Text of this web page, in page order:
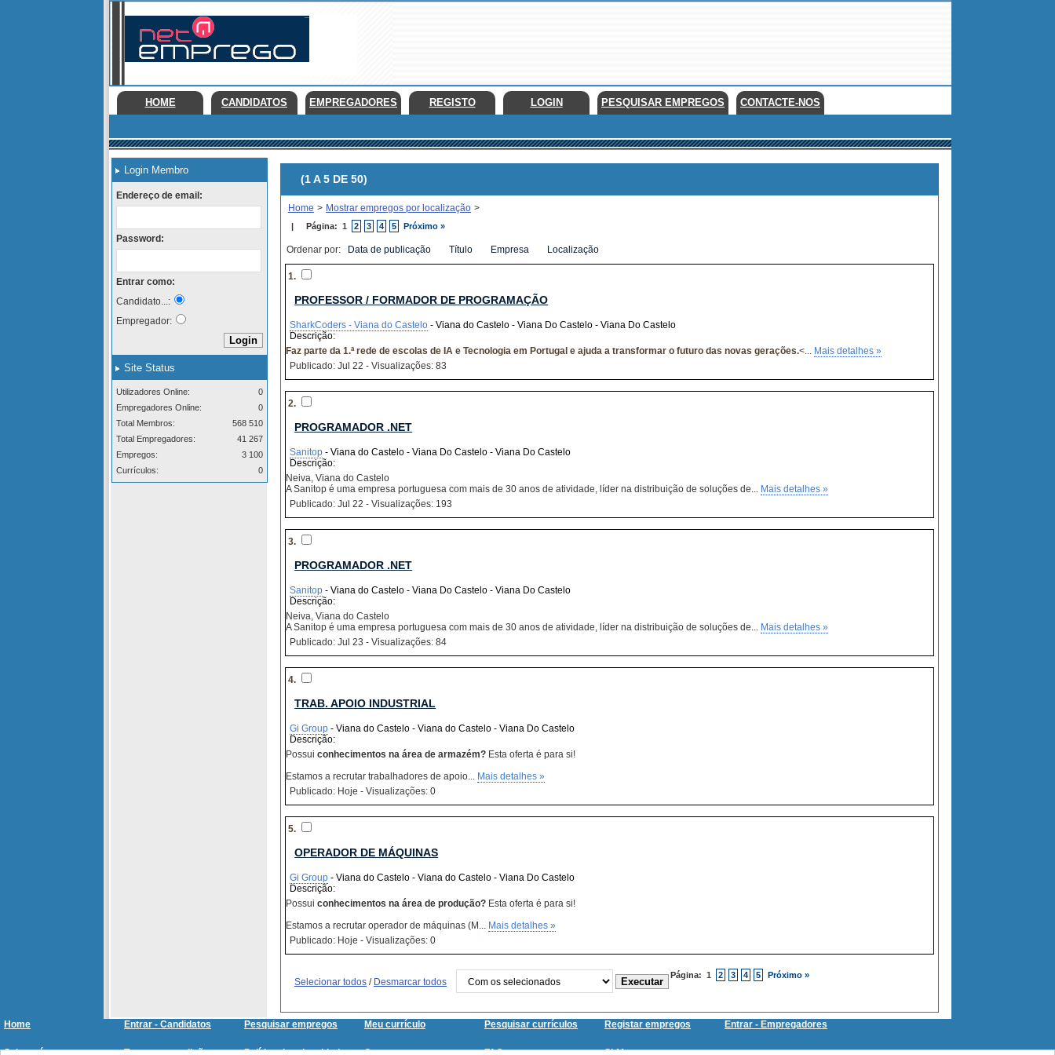
HOME CANDIDATOS EMPREGADORES REGISTO LOGIN PESQUISAR EMPREGOS CONTACTE-NOS
Login Membro
Endereço de email:
Password:
Entrar como:
Candidato...:
Empregador:
Site Status
Utilizadores Online:
0
Empregadores Online:
0
Total Membros:
568 510
Total Empregadores:
41 267
Empregos:
3 100
Currículos:
0
(1 A 5 DE 50)
Home > Mostrar empregos por localização >
| Página: 1 2 3 4 5 Próximo »
Ordenar por: Data de publicação Título Empresa Localização
1.
PROFESSOR / FORMADOR DE PROGRAMAÇÃO
SharkCoders - Viana do Castelo - Viana do Castelo - Viana Do Castelo - Viana Do Castelo
Descrição:
Faz parte da 1.ª rede de escolas de IA e Tecnologia em Portugal e ajuda a transformar o futuro das novas gerações.<... Mais detalhes »
Publicado: Jul 22 - Visualizações: 83
2.
PROGRAMADOR .NET
Sanitop - Viana do Castelo - Viana Do Castelo - Viana Do Castelo
Descrição:
Neiva, Viana do Castelo
A Sanitop é uma empresa portuguesa com mais de 30 anos de atividade, líder na distribuição de soluções de... Mais detalhes »
Publicado: Jul 22 - Visualizações: 193
3.
PROGRAMADOR .NET
Sanitop - Viana do Castelo - Viana Do Castelo - Viana Do Castelo
Descrição:
Neiva, Viana do Castelo
A Sanitop é uma empresa portuguesa com mais de 30 anos de atividade, líder na distribuição de soluções de... Mais detalhes »
Publicado: Jul 23 - Visualizações: 84
4.
TRAB. APOIO INDUSTRIAL
Gi Group - Viana do Castelo - Viana do Castelo - Viana Do Castelo
Descrição:
Possui conhecimentos na área de armazém? Esta oferta é para si!
Estamos a recrutar trabalhadores de apoio... Mais detalhes »
Publicado: Hoje - Visualizações: 0
5.
OPERADOR DE MÁQUINAS
Gi Group - Viana do Castelo - Viana do Castelo - Viana Do Castelo
Descrição:
Possui conhecimentos na área de produção? Esta oferta é para si!
Estamos a recrutar operador de máquinas (M... Mais detalhes »
Publicado: Hoje - Visualizações: 0
Selecionar todos / Desmarcar todos
Página: 1 2 3 4 5 Próximo »
Home Entrar - Candidatos Pesquisar empregos Meu currículo Pesquisar currículos Registar empregos Entrar - Empregadores
Sobre nós Termos e condições Política de privacidade Contacte-nos FAQ SitMap